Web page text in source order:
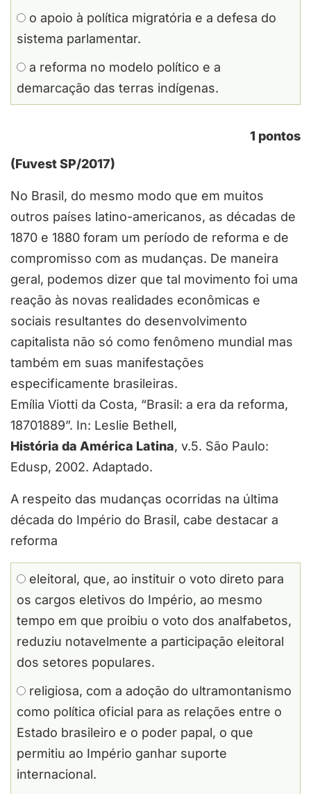
o apoio à política migratória e a defesa do
sistema parlamentar.
a reforma no modelo político e a
demarcação das terras indígenas.
1 pontos
(Fuvest SP/2017)
No Brasil, do mesmo modo que em muitos
outros países latino-americanos, as décadas de
1870 e 1880 foram um período de reforma e de
compromisso com as mudanças. De maneira
geral, podemos dizer que tal movimento foi uma
reação às novas realidades econômicas e
sociais resultantes do desenvolvimento
capitalista não só como fenômeno mundial mas
também em suas manifestações
especificamente brasileiras.
Emília Viotti da Costa, “Brasil: a era da reforma,
18701889”. In: Leslie Bethell,
História da América Latina, v.5. São Paulo:
Edusp, 2002. Adaptado.
A respeito das mudanças ocorridas na última
década do Império do Brasil, cabe destacar a
reforma
eleitoral, que, ao instituir o voto direto para
os cargos eletivos do Império, ao mesmo
tempo em que proibiu o voto dos analfabetos,
reduziu notavelmente a participação eleitoral
dos setores populares.
religiosa, com a adoção do ultramontanismo
como política oficial para as relações entre o
Estado brasileiro e o poder papal, o que
permitiu ao Império ganhar suporte
internacional.